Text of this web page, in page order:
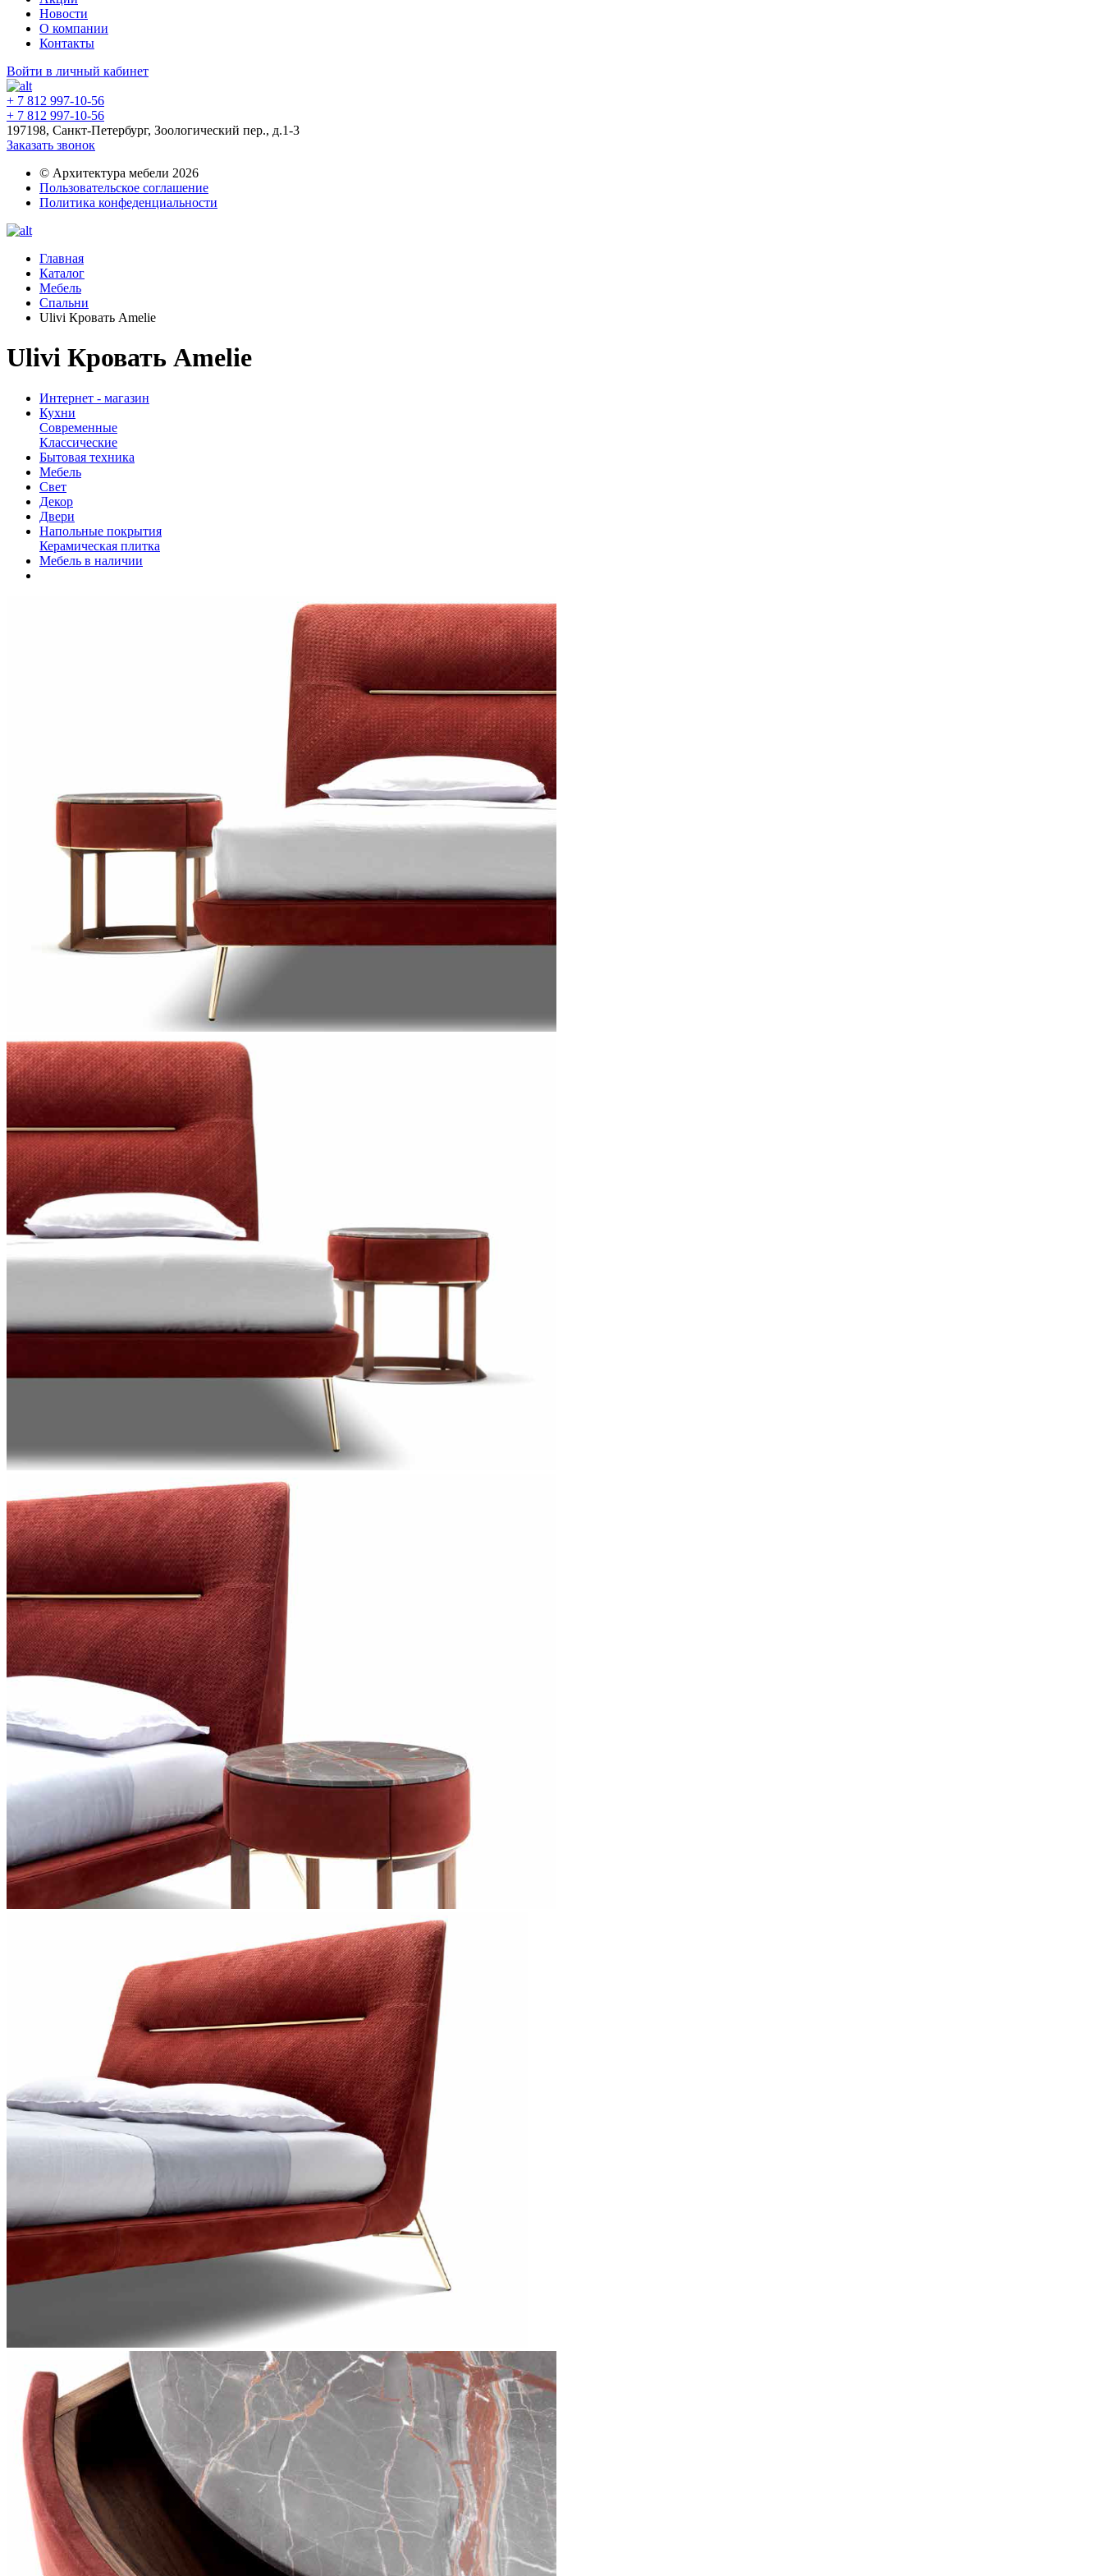
Новости
О компании
Контакты
Войти в личный кабинет
+ 7 812 997-10-56
+ 7 812 997-10-56
197198, Санкт-Петербург, Зоологический пер., д.1-3
Заказать звонок
© Архитектура мебели 2026
Пользовательское соглашение
Политика конфеденциальности
Главная
Каталог
Мебель
Спальни
Ulivi Кровать Amelie
Ulivi Кровать Amelie
Интернет - магазин
Кухни
Современные
Классические
Бытовая техника
Мебель
Свет
Декор
Двери
Напольные покрытия
Керамическая плитка
Мебель в наличии